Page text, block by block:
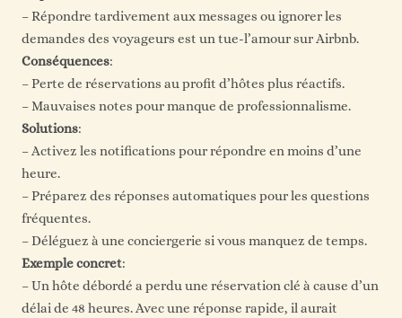
– Répondre tardivement aux messages ou ignorer les
demandes des voyageurs est un tue-l’amour sur Airbnb.
Conséquences:
– Perte de réservations au profit d’hôtes plus réactifs.
– Mauvaises notes pour manque de professionnalisme.
Solutions:
– Activez les notifications pour répondre en moins d’une
heure.
– Préparez des réponses automatiques pour les questions
fréquentes.
– Déléguez à une conciergerie si vous manquez de temps.
Exemple concret:
– Un hôte débordé a perdu une réservation clé à cause d’un
délai de 48 heures. Avec une réponse rapide, il aurait